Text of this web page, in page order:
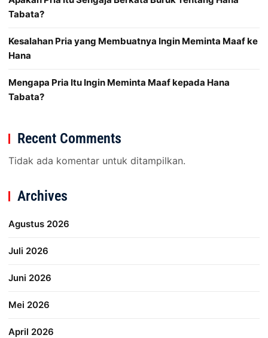
Tabata?
Kesalahan Pria yang Membuatnya Ingin Meminta Maaf ke
Hana
Mengapa Pria Itu Ingin Meminta Maaf kepada Hana
Tabata?
Recent Comments
Tidak ada komentar untuk ditampilkan.
Archives
Agustus 2026
Juli 2026
Juni 2026
Mei 2026
April 2026